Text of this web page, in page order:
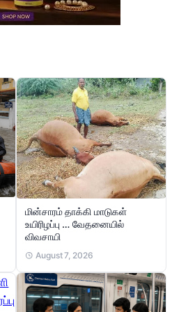
மின்சாரம் தாக்கி மாடுகள்
உயிரிழப்பு … வேதனையில்
விவசாயி
August 7, 2026